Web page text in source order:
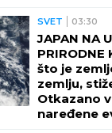
SVET 03:30
JAPAN NA
PRIRODNE
što je
zemlju,
Otkazano
naređene